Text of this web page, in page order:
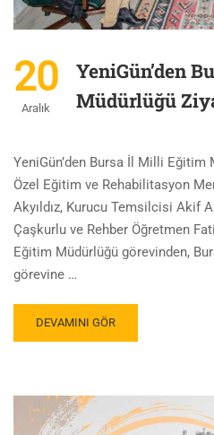
20
Aralık
YeniGün’den
Müdürlüğü
YeniGün’den Bursa İl Milli Eğitim
Özel Eğitim ve Rehabilitasyon
Akyıldız, Kurucu Temsilcisi Akif
Çaşkurlu ve Rehber Öğretmen
Eğitim Müdürlüğü görevinden,
görevine …
DEVAMINI GÖR